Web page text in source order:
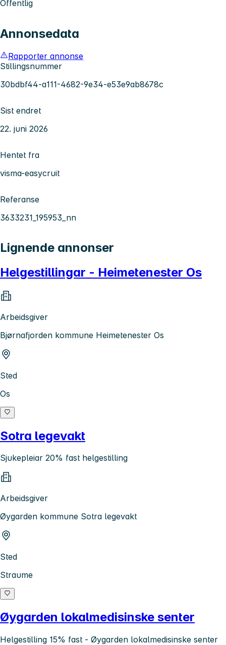
Offentlig
Annonsedata
Rapporter annonse
Stillingsnummer
30bdbf44-a111-4682-9e34-e53e9ab8678c
Sist endret
22. juni 2026
Hentet fra
visma-easycruit
Referanse
3633231_195953_nn
Lignende annonser
Helgestillingar - Heimetenester Os
Arbeidsgiver
Bjørnafjorden kommune Heimetenester Os
Sted
Os
Sotra legevakt
Sjukepleiar 20% fast helgestilling
Arbeidsgiver
Øygarden kommune Sotra legevakt
Sted
Straume
Øygarden lokalmedisinske senter
Helgestilling 15% fast - Øygarden lokalmedisinske senter